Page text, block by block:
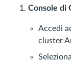
Console di
Accedi
cluster